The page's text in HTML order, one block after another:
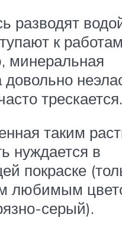
разводят
к
минеральная
довольно
трескается.
таким
нуждается в
покраске
любимым
серый).